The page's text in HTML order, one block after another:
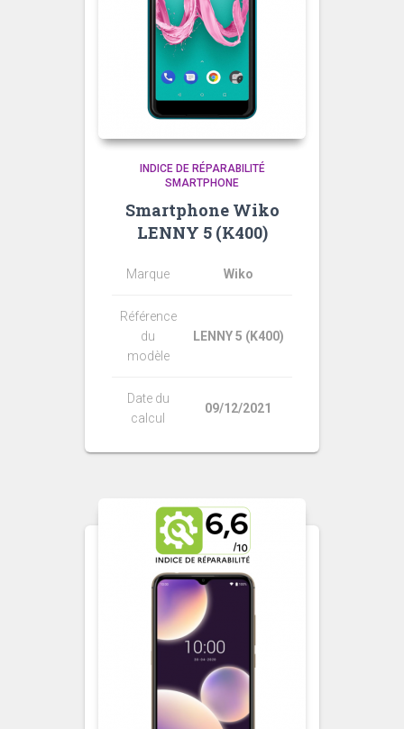
INDICE DE RÉPARABILITÉ
SMARTPHONE
Smartphone Wiko
LENNY 5 (K400)
Marque Wiko
Référence
du
modèle
LENNY 5 (K400)
Date du
calcul
09/12/2021